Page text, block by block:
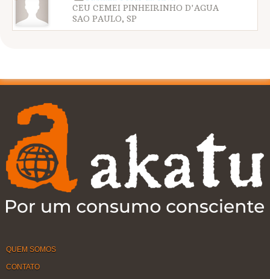
CEU CEMEI PINHEIRINHO D'AGUA
SAO PAULO, SP
QUEM SOMOS
CONTATO